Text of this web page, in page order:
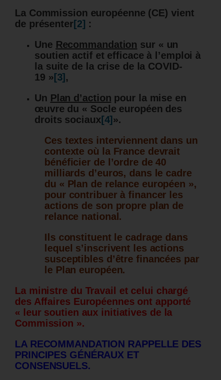
La Commission européenne (CE) vient
de présenter [2] :
Une Recommandation sur « un
soutien actif et efficace à l’emploi à
la suite de la crise de la COVID-
19 » [3] ,
Un Plan d’action pour la mise en
œuvre du « Socle européen des
droits sociaux [4] ».
Ces textes interviennent dans un
contexte où la France devrait
bénéficier de l’ordre de 40
milliards d’euros, dans le cadre
du « Plan de relance européen »,
pour contribuer à financer les
actions de son propre plan de
relance national.
Ils constituent le cadrage dans
lequel s’inscrivent les actions
susceptibles d’être financées par
le Plan européen.
La ministre du Travail et celui chargé
des Affaires Européennes ont apporté
« leur soutien aux initiatives de la
Commission ».
LA RECOMMANDATION RAPPELLE DES
PRINCIPES GÉNÉRAUX ET
CONSENSUELS.